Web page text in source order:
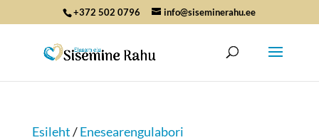
+372 502 0796 info@siseminerahu.ee
Esileht/Enesearengulabori